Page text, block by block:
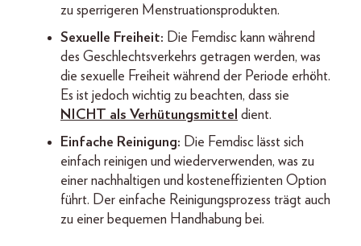
zu sperrigeren Menstruationsprodukten.
Sexuelle Freiheit: Die Femdisc kann während
des Geschlechtsverkehrs getragen werden, was
die sexuelle Freiheit während der Periode erhöht.
Es ist jedoch wichtig zu beachten, dass sie
NICHT als Verhütungsmittel dient.
Einfache Reinigung: Die Femdisc lässt sich
einfach reinigen und wiederverwenden, was zu
einer nachhaltigen und kosteneffizienten Option
führt. Der einfache Reinigungsprozess trägt auch
zu einer bequemen Handhabung bei.